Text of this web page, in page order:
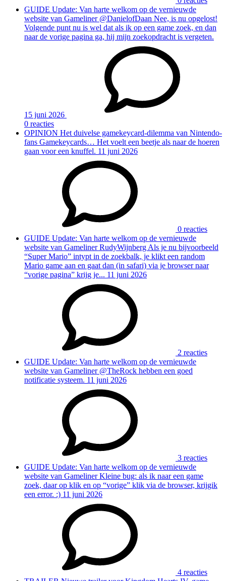
GUIDE Update: Van harte welkom op de vernieuwde
website van Gameliner @DanielofDaan Nee, is nu opgelost!
Volgende punt nu is wel dat als ik op een game zoek, en dan
naar de vorige pagina ga, hij mijn zoekopdracht is vergeten.
15 juni 2026
0 reacties
OPINION Het duivelse gamekeycard-dilemma van Nintendo-
fans Gamekeycards… Het voelt een beetje als naar de hoeren
gaan voor een knuffel. 11 juni 2026
0 reacties
GUIDE Update: Van harte welkom op de vernieuwde
website van Gameliner RudyWijnberg Als je nu bijvoorbeeld
“Super Mario” intypt in de zoekbalk, je klikt een random
Mario game aan en gaat dan (in safari) via je browser naar
“vorige pagina” krijg je... 11 juni 2026
2 reacties
GUIDE Update: Van harte welkom op de vernieuwde
website van Gameliner @TheRock hebben een goed
notificatie systeem. 11 juni 2026
3 reacties
GUIDE Update: Van harte welkom op de vernieuwde
website van Gameliner Kleine bug: als ik naar een game
zoek, daar op klik en op “vorige” klik via de browser, krijgik
een error. :) 11 juni 2026
4 reacties